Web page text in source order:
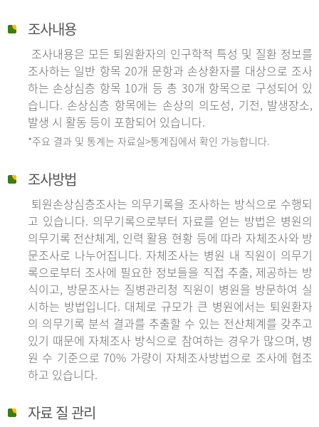
조사내용
조사내용은 모든 퇴원환자의 인구학적 특성 및 질환 정보를
조사하는 일반 항목 20개 문항과 손상환자를 대상으로 조사
하는 손상심층 항목 10개 등 총 30개 항목으로 구성되어 있
습니다. 손상심층 항목에는 손상의 의도성, 기전, 발생장소,
발생 시 활동 등이 포함되어 있습니다.
*주요 결과 및 통계는 자료실>통계집에서 확인 가능합니다.
조사방법
퇴원손상심층조사는 의무기록을 조사하는 방식으로 수행되
고 있습니다. 의무기록으로부터 자료를 얻는 방법은 병원의
의무기록 전산체계, 인력 활용 현황 등에 따라 자체조사와 방
문조사로 나누어집니다. 자체조사는 병원 내 직원이 의무기
록으로부터 조사에 필요한 정보들을 직접 추출, 제공하는 방
식이고, 방문조사는 질병관리청 직원이 병원을 방문하여 실
시하는 방법입니다. 대체로 규모가 큰 병원에서는 퇴원환자
의 의무기록 분석 결과를 추출할 수 있는 전산체계를 갖추고
있기 때문에 자체조사 방식으로 참여하는 경우가 많으며, 병
원 수 기준으로 70% 가량이 자체조사방법으로 조사에 협조
하고 있습니다.
자료 질 관리